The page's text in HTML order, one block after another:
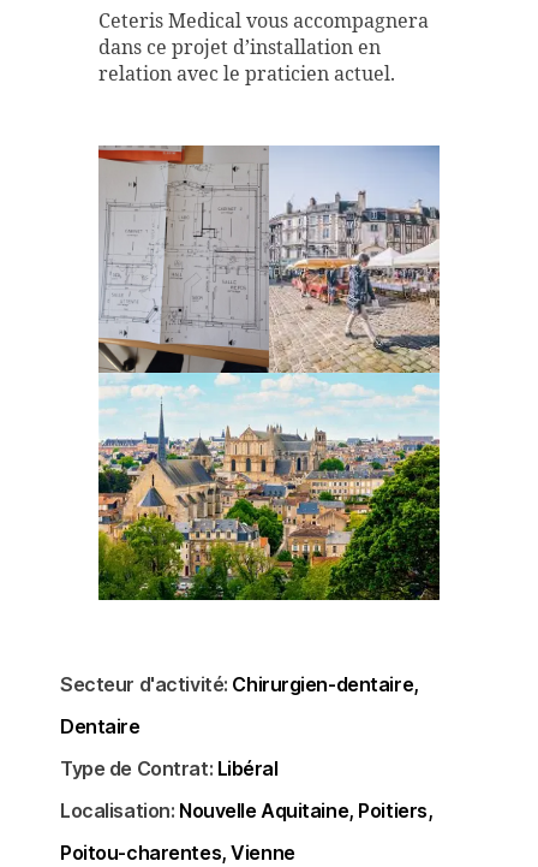
Ceteris Medical vous accompagnera
dans ce projet d’installation en
relation avec le praticien actuel.
Secteur d'activité: Chirurgien-dentaire
Dentaire
Type de Contrat: Libéral
Localisation: Nouvelle Aquitaine Poitiers
Poitou-charentes Vienne